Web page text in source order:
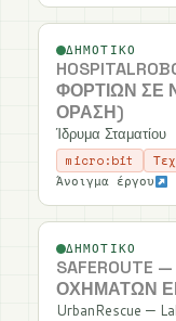
ΔΗΜΟΤΙΚΌ
ΦΟΡΤΊΩΝ ΣΕ
ΌΡΑΣΗ)
Ίδρυμα Σταματίου
micro:bit
Άνοιγμα έργου
ΔΗΜΟΤΙΚΌ
SAFEROUTE
ΟΧΗΜΆΤΩΝ
UrbanRescue —